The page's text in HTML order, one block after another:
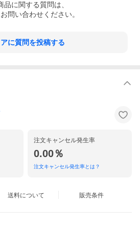
品に関する質問は、
問い合わせください。
に質問を投稿する
注文キャンセル発生率
0.00％
注文キャンセル発生率とは？
送料について 販売条件